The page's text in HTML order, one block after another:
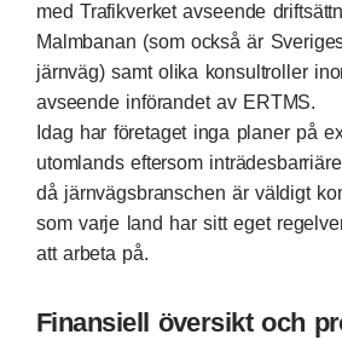
med Trafikverket avseende
Malmbanan (som också är
järnväg) samt olika konsultroller
avseende införandet av ERTMS.
Idag har företaget inga planer på
utomlands eftersom
då järnvägsbranschen är väldigt
som varje land har sitt eget
att arbeta på.
Finansiell översikt och